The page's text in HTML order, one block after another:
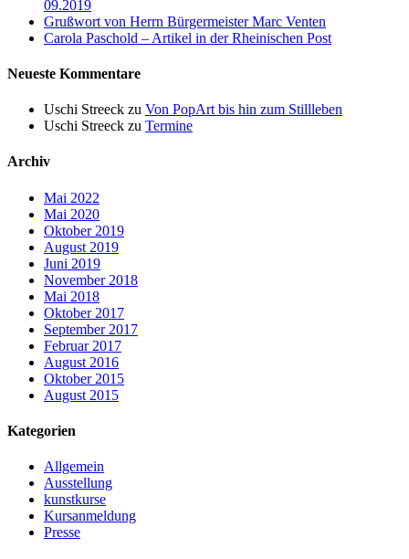
09.2019
Grußwort von Herrn Bürgermeister Marc Venten
Carola Paschold – Artikel in der Rheinischen Post
Neueste Kommentare
Uschi Streeck zu Von PopArt bis hin zum Stillleben
Uschi Streeck zu Termine
Archiv
Mai 2022
Mai 2020
Oktober 2019
August 2019
Juni 2019
November 2018
Mai 2018
Oktober 2017
September 2017
Februar 2017
August 2016
Oktober 2015
August 2015
Kategorien
Allgemein
Ausstellung
kunstkurse
Kursanmeldung
Presse